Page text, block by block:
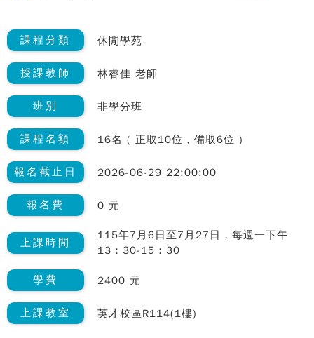
課程分類 休閒學苑
授課教師 林睿佳 老師
班別 非學分班
課程名額 16名 ( 正取10位，備取6位 )
報名截止日 2026-06-29 22:00:00
報名費 0 元
上課時間
115年7月6日至7月27日，每週一下午
13：30-15：30
學費 2400 元
上課教室 英才校區R114(1樓)